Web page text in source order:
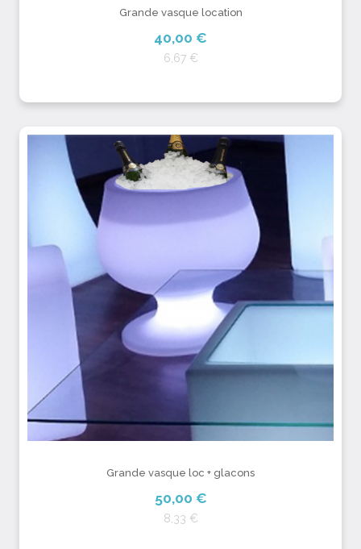
Grande vasque location
40,00 €
6,67 €
Grande vasque loc + glacons
50,00 €
8,33 €